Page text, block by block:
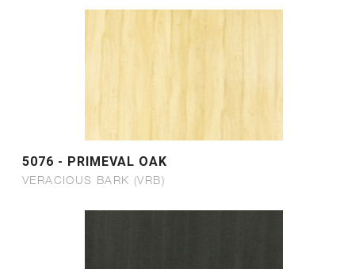
5076 - PRIMEVAL OAK
VERACIOUS BARK (VRB)